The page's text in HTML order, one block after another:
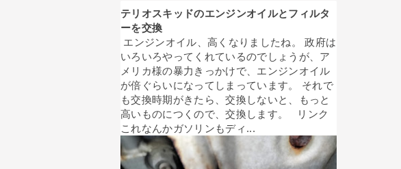
テリオスキッドのエンジンオイルとフィルタ
ーを交換
エンジンオイル、高くなりましたね。 政府は
いろいろやってくれているのでしょうが、ア
メリカ様の暴力きっかけで、エンジンオイル
が倍ぐらいになってしまっています。 それで
も交換時期がきたら、交換しないと、もっと
高いものにつくので、交換します。 リンク
これなんかガソリンもディ...